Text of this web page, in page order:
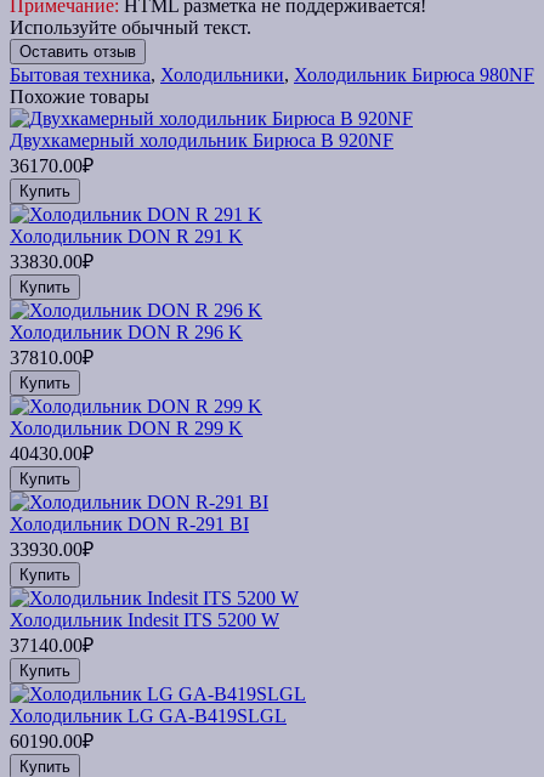
Примечание: HTML разметка не поддерживается!
Используйте обычный текст.
Оставить отзыв
Бытовая техника, Холодильники, Холодильник Бирюса 980NF
Похожие товары
Двухкамерный холодильник Бирюса B 920NF
36170.00₽
Купить
Холодильник DON R 291 K
33830.00₽
Купить
Холодильник DON R 296 K
37810.00₽
Купить
Холодильник DON R 299 K
40430.00₽
Купить
Холодильник DON R-291 BI
33930.00₽
Купить
Холодильник Indesit ITS 5200 W
37140.00₽
Купить
Холодильник LG GA-B419SLGL
60190.00₽
Купить